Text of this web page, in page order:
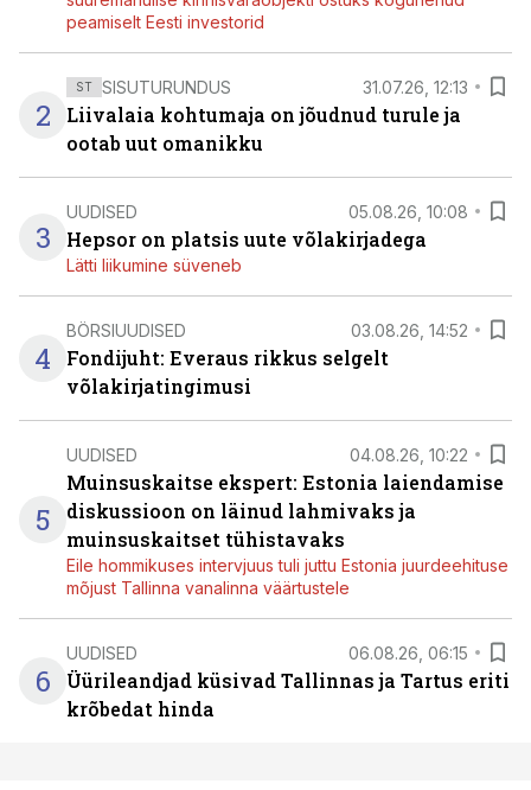
peamiselt Eesti investorid
2
ST SISUTURUNDUS 31.07.26, 12:13
Liivalaia kohtumaja on jõudnud turule ja
ootab uut omanikku
3
UUDISED 05.08.26, 10:08
Hepsor on platsis uute võlakirjadega
Lätti liikumine süveneb
4
BÖRSIUUDISED 03.08.26, 14:52
Fondijuht: Everaus rikkus selgelt
võlakirjatingimusi
5
UUDISED 04.08.26, 10:22
Muinsuskaitse ekspert: Estonia laiendamise
diskussioon on läinud lahmivaks ja
muinsuskaitset tühistavaks
Eile hommikuses intervjuus tuli juttu Estonia juurdeehituse
mõjust Tallinna vanalinna väärtustele
6
UUDISED 06.08.26, 06:15
Üürileandjad küsivad Tallinnas ja Tartus eriti
krõbedat hinda